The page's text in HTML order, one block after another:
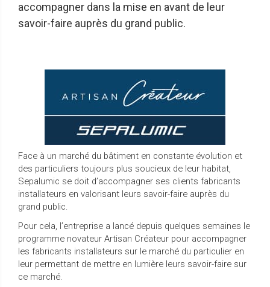
accompagner dans la mise en avant de leur
savoir-faire auprès du grand public.
Face à un marché du bâtiment en constante évolution et
des particuliers toujours plus soucieux de leur habitat,
Sepalumic se doit d’accompagner ses clients fabricants
installateurs en valorisant leurs savoir-faire auprès du
grand public.
Pour cela, l’entreprise a lancé depuis quelques semaines le
programme novateur Artisan Créateur pour accompagner
les fabricants installateurs sur le marché du particulier en
leur permettant de mettre en lumière leurs savoir-faire sur
ce marché.